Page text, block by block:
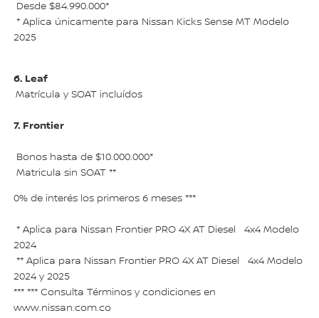
Desde $84.990.000*
* Aplica únicamente para Nissan Kicks Sense MT Modelo
2025
6. Leaf
Matrícula y SOAT incluídos
7. Frontier
Bonos hasta de $10.000.000*
Matricula sin SOAT **
0% de interés los primeros 6 meses ***
* Aplica para Nissan Frontier PRO 4X AT Diesel 4x4 Modelo
2024
** Aplica para Nissan Frontier PRO 4X AT Diesel 4x4 Modelo
2024 y 2025
*** *** Consulta Términos y condiciones en
www.nissan.com.co